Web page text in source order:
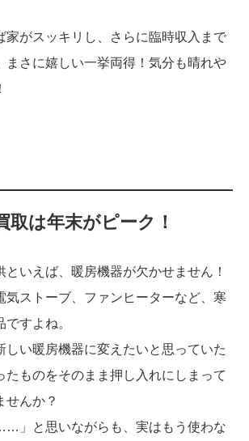
家がスッキリし、さらに臨時収入まで
まさに嬉しい一挙両得！気分も晴れや
取は年末がピーク！
といえば、暖房機器が欠かせません！
気ストーブ、ファンヒーターなど、寒
すよね。
しい暖房機器に変えたいと思っていた
たものをそのまま押し入れにしまって
せんか？
」と思いながらも、実はもう使わな